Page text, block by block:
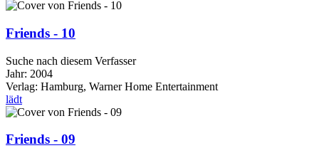
Friends - 10
Suche nach diesem Verfasser
Jahr: 2004
Verlag: Hamburg, Warner Home Entertainment
lädt
Friends - 09